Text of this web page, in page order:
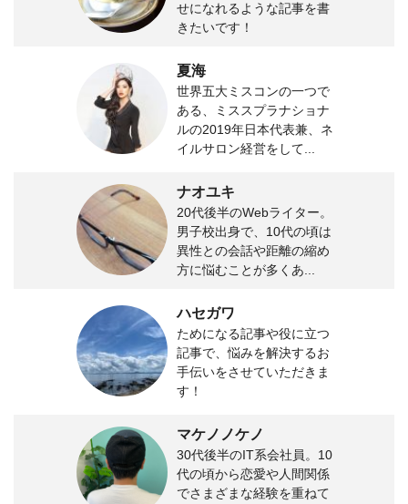
せになれるような記事を書
きたいです！
夏海
世界五大ミスコンの一つで
ある、ミススプラナショナ
ルの2019年日本代表兼、ネ
イルサロン経営をして...
ナオユキ
20代後半のWebライター。
男子校出身で、10代の頃は
異性との会話や距離の縮め
方に悩むことが多くあ...
ハセガワ
ためになる記事や役に立つ
記事で、悩みを解決するお
手伝いをさせていただきま
す！
マケノノケノ
30代後半のIT系会社員。10
代の頃から恋愛や人間関係
でさまざまな経験を重ねて